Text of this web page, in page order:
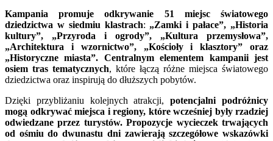
Kampania promuje odkrywanie 51 miejsc światowego
dziedzictwa w siedmiu klastrach: „Zamki i pałace”, „Historia
kultury”, „Przyroda i ogrody”, „Kultura przemysłowa”,
„Architektura i wzornictwo”, „Kościoły i klasztory” oraz
„Historyczne miasta”. Centralnym elementem kampanii jest
osiem tras tematycznych, które łączą różne miejsca światowego
dziedzictwa oraz inspirują do dłuższych pobytów.
Dzięki przybliżaniu kolejnych atrakcji,potencjalni podróżnicy
mogą odkrywać miejsca i regiony, które wcześniej były rzadziej
odwiedzane przez turystów. Propozycje wycieczek trwających
od ośmiu do dwunastu dni zawierają szczegółowe wskazówki